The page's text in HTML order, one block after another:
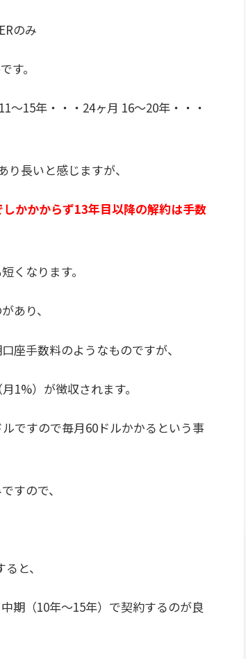
のみ
す。
〜15年・・・24ヶ月 16〜20年・・・
長いと感じますが、
かかからず13年目以降の解約は手数
くなります。
あり、
座手数料のようなものですが、
1%）が徴収されます。
ですので毎月60ドルかかるという事
すので、
と、
期（10年〜15年）で契約するのが良